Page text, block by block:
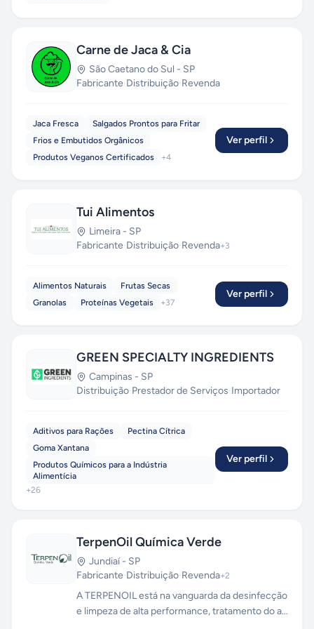
Carne de Jaca & Cia
São Caetano do Sul - SP
Fabricante·Distribuição·Revenda
Jaca Fresca
Salgados Prontos para Fritar
Frios e Embutidos Orgânicos
Produtos Veganos Certificados
+4
Ver perfil
Tui Alimentos
Limeira - SP
Fabricante·Distribuição·Revenda+3
Alimentos Naturais
Frutas Secas
Granolas
Proteínas Vegetais +37
Ver perfil
GREEN SPECIALTY INGREDIENTS
Campinas - SP
Distribuição·Prestador de Serviços·Importador
Aditivos para Rações
Pectina Cítrica
Goma Xantana
Produtos Químicos para a Indústria
Alimentícia
+26
Ver perfil
TerpenOil Química Verde
Jundiaí- SP
Fabricante·Distribuição·Revenda+2
A TERPENOIL está na vanguarda da desinfecção
e limpeza de alta performance, tratamento do ar